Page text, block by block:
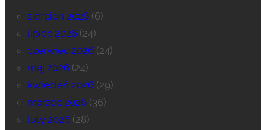
sierpień 2026(6)
lipiec 2026(24)
czerwiec 2026(24)
maj 2026(24)
kwiecień 2026(29)
marzec 2026(36)
luty 2026(28)